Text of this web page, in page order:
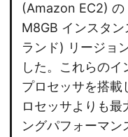
(Amazon EC2) の
M8GB インスタ
ランド) リージョ
した。これらの
プロセッサを搭
ロセッサよりも最
ングパフォーマ